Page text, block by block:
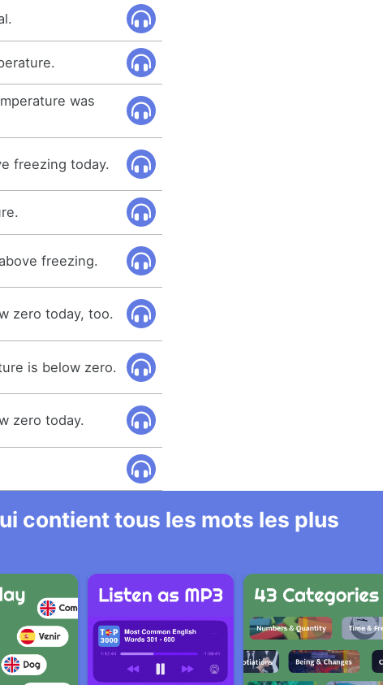
was
freezing today.
freezing.
zero today, too.
is below zero.
zero today.
contient tous les mots les plus